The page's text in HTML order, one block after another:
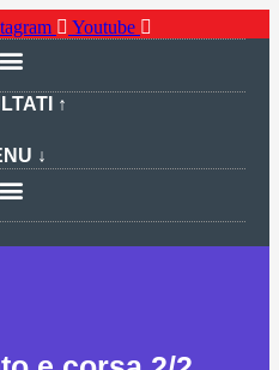
Youtube
↑
↓